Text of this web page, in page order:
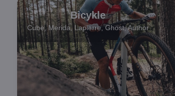
Bicykle
Cube, Merida, Lapierre, Ghost, Author